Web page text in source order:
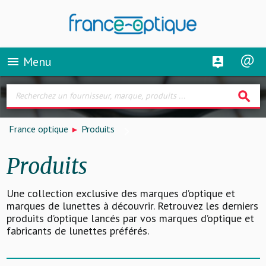
menu Menu
search
France optique Produits
Produits
Une collection exclusive des marques d’optique et
marques de lunettes à découvrir. Retrouvez les derniers
produits d’optique lancés par vos marques d’optique et
fabricants de lunettes préférés.